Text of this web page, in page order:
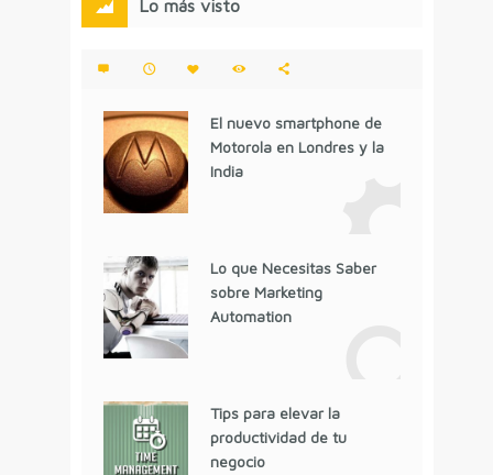
Lo más visto
El nuevo smartphone de
Motorola en Londres y la
India
Lo que Necesitas Saber
sobre Marketing
Automation
Tips para elevar la
productividad de tu
negocio